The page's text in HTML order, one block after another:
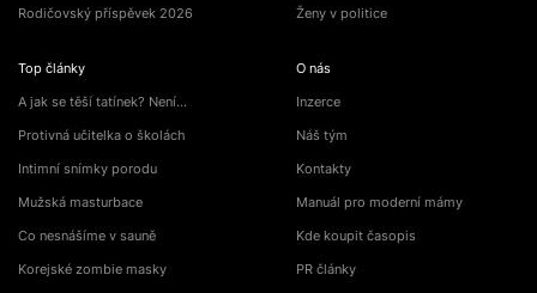
Rodičovský příspěvek 2026
Top články
A jak se těší tatínek? Není…
Protivná učitelka o školách
Intimní snímky porodu
Mužská masturbace
Co nesnášíme v sauně
Korejské zombie masky
Ženy v politice
O nás
Inzerce
Náš tým
Kontakty
Manuál pro moderní mámy
Kde koupit časopis
PR články